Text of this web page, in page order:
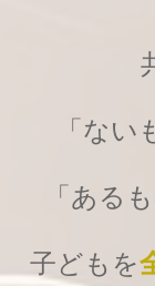
「ない
「ある
子どもを